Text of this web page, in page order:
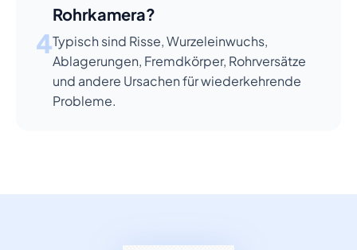
4
Rohrkamera?
Typisch sind Risse, Wurzeleinwuchs,
Ablagerungen, Fremdkörper, Rohrversätze
und andere Ursachen für wiederkehrende
Probleme.